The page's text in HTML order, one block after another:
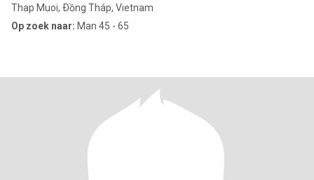
Thap Muoi, Ðồng Tháp, Vietnam
Op zoek naar: Man 45 - 65